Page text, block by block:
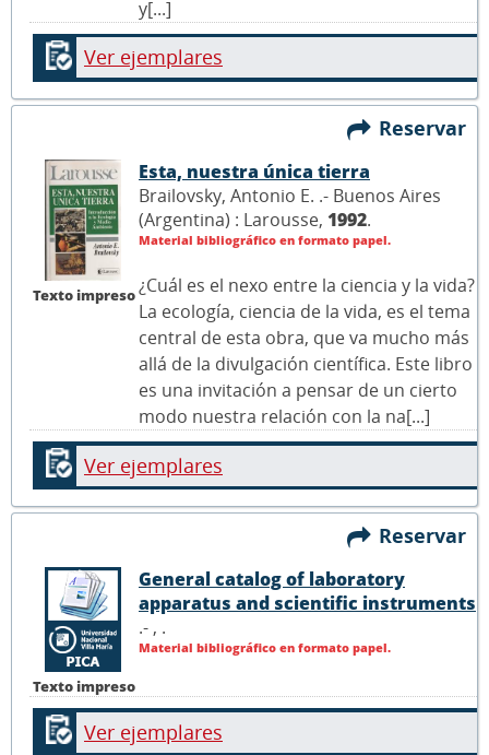
y[...]
Ver ejemplares
Reservar
Texto impreso
Esta, nuestra única tierra
Brailovsky, Antonio E. .- Buenos Aires
(Argentina) : Larousse, 1992.
Material bibliográfico en formato papel.
¿Cuál es el nexo entre la ciencia y la vida?
La ecología, ciencia de la vida, es el tema
central de esta obra, que va mucho más
allá de la divulgación científica. Este libro
es una invitación a pensar de un cierto
modo nuestra relación con la na[...]
Ver ejemplares
Reservar
Texto impreso
General catalog of laboratory
apparatus and scientific instruments
.- , .
Material bibliográfico en formato papel.
Ver ejemplares